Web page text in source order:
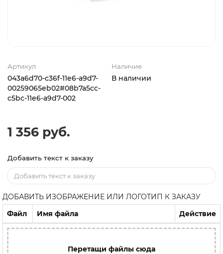
Артикул
043a6d70-c36f-11e6-a9d7-
00259065eb02#08b7a5cc-
c5bc-11e6-a9d7-002
Наличие
В наличии
1 356 руб.
Добавить текст к заказу
ДОБАВИТЬ ИЗОБРАЖЕНИЕ ИЛИ ЛОГОТИП К ЗАКАЗУ
Файл
Имя файла Действие
Перетащи файлы сюда